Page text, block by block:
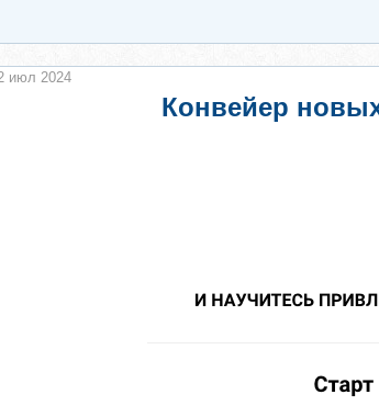
Конвейер
июл 2024